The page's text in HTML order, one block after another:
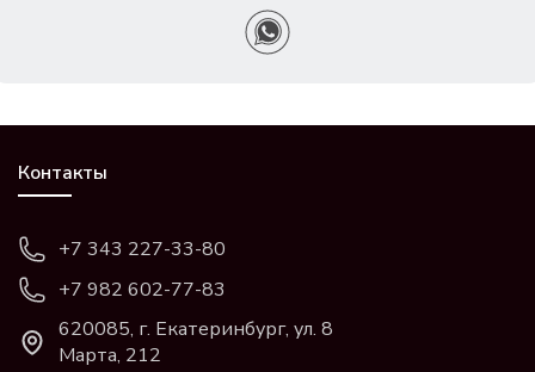
Контакты
+7 343 227-33-80
+7 982 602-77-83
620085, г. Екатеринбург, ул. 8
Марта, 212